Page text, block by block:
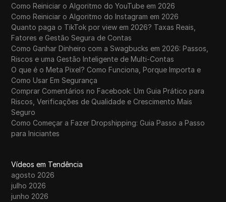
Como Reiniciar o Algoritmo do YouTube em 2026
Como Reiniciar o Algoritmo do Instagram em 2026
Quanto paga o TikTok por view em 2026? Taxas Reais,
Fatores e Gestão Segura de Contas
Como Ganhar Dinheiro com a Swagbucks em 2026: Passos,
Riscos e uma Gestão Inteligente de Multi-Contas
O que é o Meta Pixel? Como Funciona, Porque Importa e
Como Usar Em Segurança
Comprar Comentários no Facebook: Um Guia Prático para
Riscos, Verificações de Qualidade e Crescimento Mais
Seguro
Como Começar a Fazer Dropshipping: Guia Passo a Passo
para Iniciantes
Vídeos em Tendência
agosto 2026
julho 2026
junho 2026